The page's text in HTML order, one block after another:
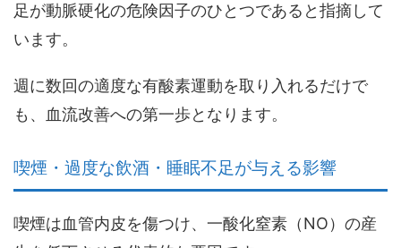
足が動脈硬化の危険因子のひとつであると指摘して
います。
週に数回の適度な有酸素運動を取り入れるだけで
も、血流改善への第一歩となります。
喫煙・過度な飲酒・睡眠不足が与える影響
喫煙は血管内皮を傷つけ、一酸化窒素（NO）の産